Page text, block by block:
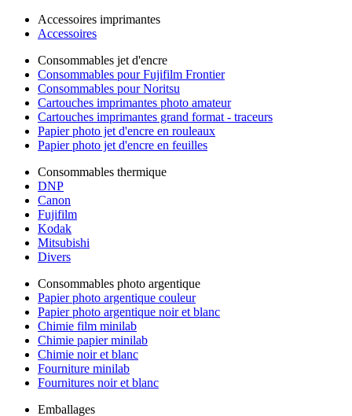
Accessoires imprimantes
Accessoires
Consommables jet d'encre
Consommables pour Fujifilm Frontier
Consommables pour Noritsu
Cartouches imprimantes photo amateur
Cartouches imprimantes grand format - traceurs
Papier photo jet d'encre en rouleaux
Papier photo jet d'encre en feuilles
Consommables thermique
DNP
Canon
Fujifilm
Kodak
Mitsubishi
Divers
Consommables photo argentique
Papier photo argentique couleur
Papier photo argentique noir et blanc
Chimie film minilab
Chimie papier minilab
Chimie noir et blanc
Fourniture minilab
Fournitures noir et blanc
Emballages